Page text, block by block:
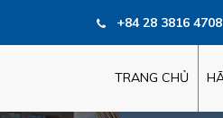
+84 28 3816 4708
TRANG CHỦ